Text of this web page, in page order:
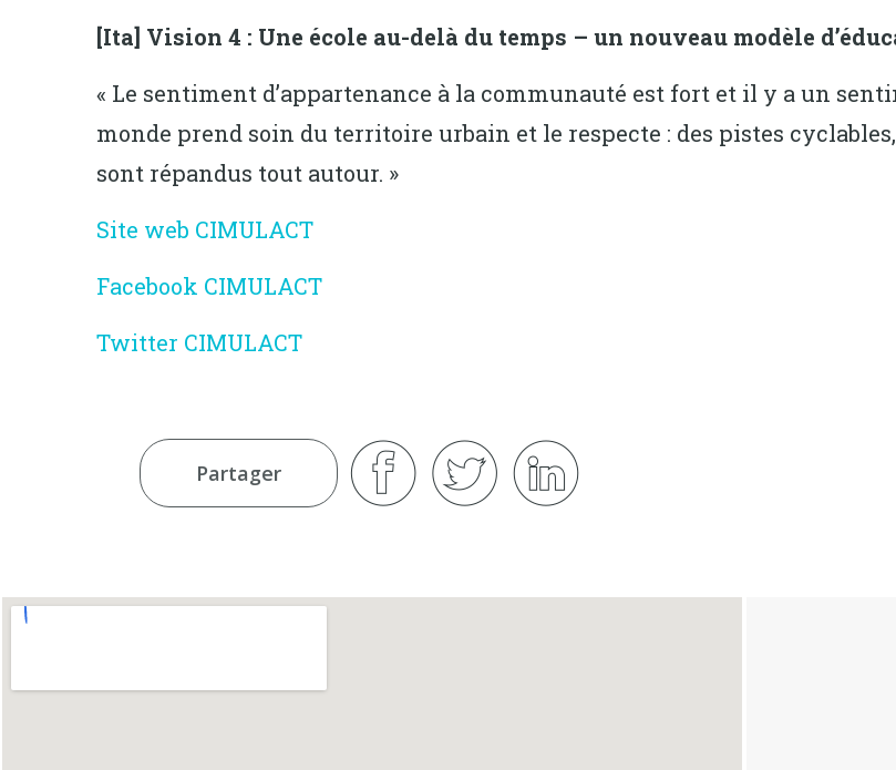
[Ita] Vision 4 : Une école au-delà du temps – un nouveau modèle
« Le sentiment d’appartenance à la communauté est fort et il y a un
monde prend soin du territoire urbain et le respecte : des pistes
sont répandus tout autour. »
Site web CIMULACT
Facebook CIMULACT
Twitter CIMULACT
Partager